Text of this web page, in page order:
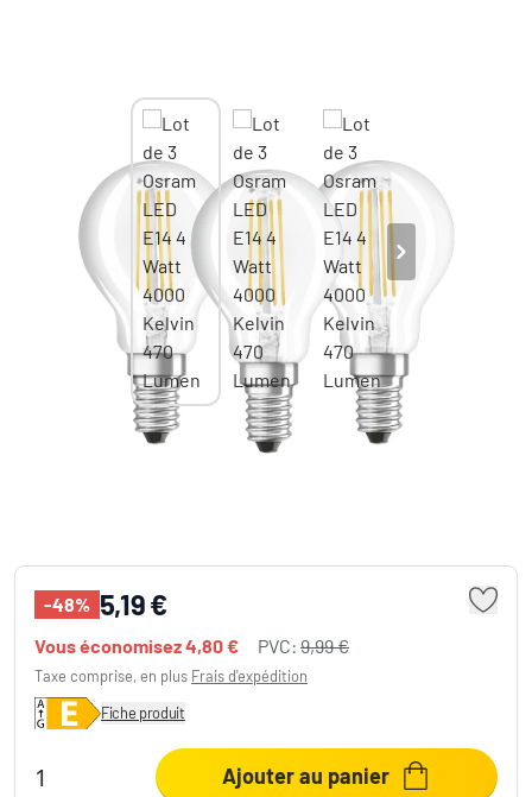
-48% 5,19 €
Vous économisez4,80 € PVC: 9,99 €
Taxe comprise, en plus Frais d'expédition
Fiche produit
Ajouter au panier